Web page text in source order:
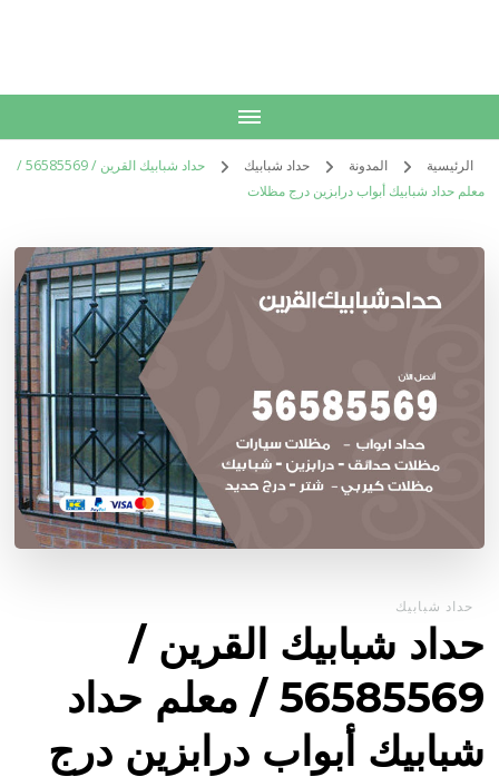
الرئيسية المدونة حداد شبابيك
حداد شبابيك القرين / 56585569 /
معلم حداد شبابيك أبواب درابزين درج مظلات
حداد شبابيك
حداد شبابيك القرين /
56585569 / معلم حداد
شبابيك أبواب درابزين درج